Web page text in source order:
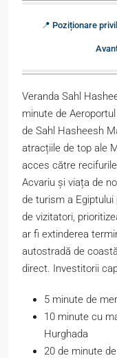
📍 Poziționare
Veranda Sahl
minute de
de Sahl Hasheesh
atracțiile de top ale
acces către
Acvariu și viața de
de turism a Egiptului
de vizitatori,
ar fi extinderea
autostradă de
direct. Investitorii
5 minute de
10 minute cu
Hurghada
20 de minute